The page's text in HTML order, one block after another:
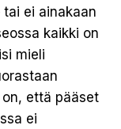
ei ainakaan
kaikki on
mieli
että pääset
ei